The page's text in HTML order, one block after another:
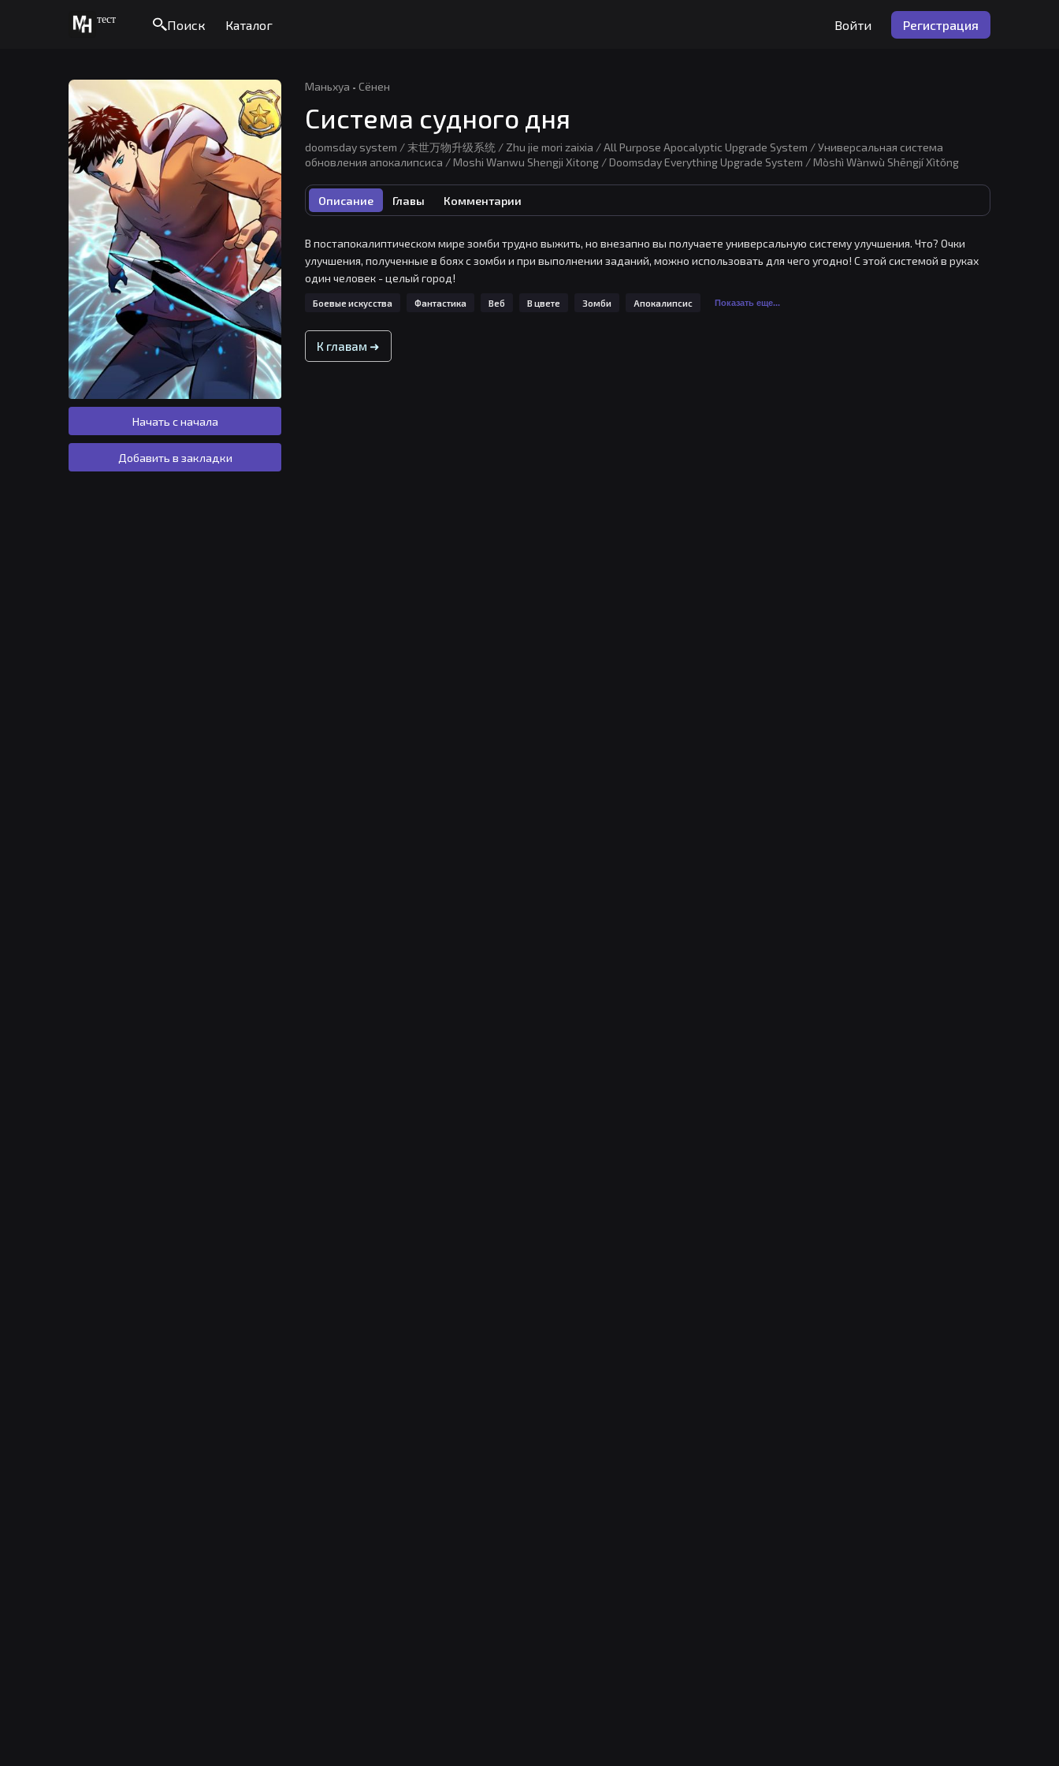
тест Поиск Каталог Войти Регистрация
Начать с начала
Добавить в закладки
Маньхуа · Сёнен
Система судного дня
doomsday system / 末世万物升级系统 / Zhu jie mori zaixia / All Purpose Apocalyptic Upgrade System / Универсальная система
обновления апокалипсиса / Moshi Wanwu Shengji Xitong / Doomsday Everything Upgrade System / Mòshì Wànwù Shēngjí Xìtǒng
Описание Главы Комментарии
В постапокалиптическом мире зомби трудно выжить, но внезапно вы получаете универсальную систему улучшения. Что? Очки
улучшения, полученные в боях с зомби и при выполнении заданий, можно использовать для чего угодно! С этой системой в руках
один человек - целый город!
Боевые искусства Фантастика Веб В цвете Зомби Апокалипсис Показать еще...
К главам ➜